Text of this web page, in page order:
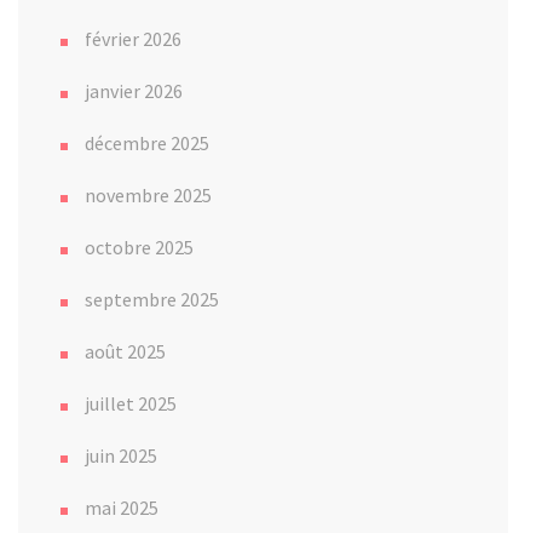
février 2026
janvier 2026
décembre 2025
novembre 2025
octobre 2025
septembre 2025
août 2025
juillet 2025
juin 2025
mai 2025